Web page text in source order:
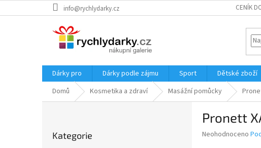
na
info@rychlydarky.cz CENÍK
Dárky pro Dárky podle zájmu Sport Dětské zboží
Domů
Kosmetika a zdraví Masážní pomůcky
kategorie
Kategorie
Pronett
Průměrné
Neohodnoceno